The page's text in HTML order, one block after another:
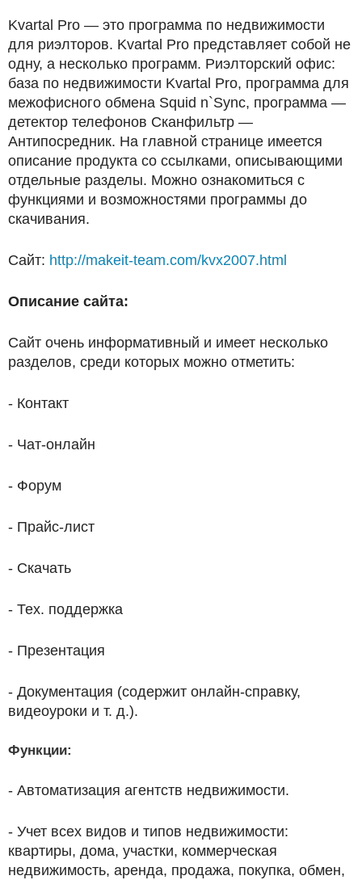
Kvartal Pro — это программа по недвижимости
для риэлторов. Kvartal Pro представляет собой не
одну, а несколько программ. Риэлторский офис:
база по недвижимости Kvartal Pro, программа для
межофисного обмена Squid n`Sync, программа —
детектор телефонов Сканфильтр —
Антипосредник. На главной странице имеется
описание продукта со ссылками, описывающими
отдельные разделы. Можно ознакомиться с
функциями и возможностями программы до
скачивания.
Сайт: http://makeit-team.com/kvx2007.html
Описание сайта:
Сайт очень информативный и имеет несколько
разделов, среди которых можно отметить:
- Контакт
- Чат-онлайн
- Форум
- Прайс-лист
- Скачать
- Тех. поддержка
- Презентация
- Документация (содержит онлайн-справку,
видеоуроки и т. д.).
Функции:
- Автоматизация агентств недвижимости.
- Учет всех видов и типов недвижимости:
квартиры, дома, участки, коммерческая
недвижимость, аренда, продажа, покупка, обмен,